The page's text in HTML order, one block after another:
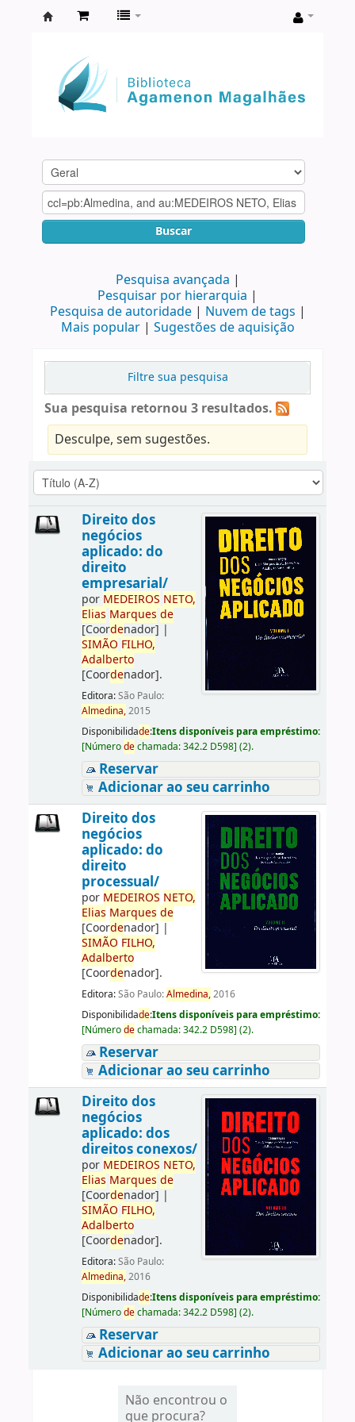
Agamenon
Magalhães
Buscar
Pesquisa avançada
Pesquisar por hierarquia
Pesquisa de autoridade
Nuvem de tags
Mais popular
Sugestões de aquisição
Filtre sua pesquisa
Sua pesquisa retornou 3 resultados.
Desculpe, sem sugestões.
Direito dos
negócios
aplicado: do
direito
empresarial/
por MEDEIROS NETO,
Elias Marques de
[Coordenador] |
SIMÃO FILHO,
Adalberto
[Coordenador].
Editora:São Paulo:
Almedina,2015
Disponibilidade:Itens disponíveis para empréstimo:
[Númerodechamada:342.2 D598] (2).
Reservar
Adicionar ao seu carrinho
Direito dos
negócios
aplicado: do
direito
processual/
por MEDEIROS NETO,
Elias Marques de
[Coordenador] |
SIMÃO FILHO,
Adalberto
[Coordenador].
Editora:São Paulo:Almedina,2016
Disponibilidade:Itens disponíveis para empréstimo:
[Númerodechamada:342.2 D598] (2).
Reservar
Adicionar ao seu carrinho
Direito dos
negócios
aplicado: dos
direitos conexos/
por MEDEIROS NETO,
Elias Marques de
[Coordenador] |
SIMÃO FILHO,
Adalberto
[Coordenador].
Editora:São Paulo:
Almedina,2016
Disponibilidade:Itens disponíveis para empréstimo:
[Númerodechamada:342.2 D598] (2).
Reservar
Adicionar ao seu carrinho
Não encontrou o
que procura?